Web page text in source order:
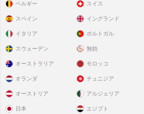
ベルギー
スペイン
イタリア
スウェーデン
スイス
イングランド
ポルトガル
無効
オーストラリア
オランダ
オーストリア
日本
モロッコ
チュニジア
アルジェリア
エジプト